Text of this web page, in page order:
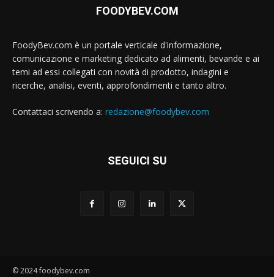
FOODYBEV.COM
FoodyBev.com è un portale verticale d'informazione,
comunicazione e marketing dedicato ad alimenti, bevande e ai
temi ad essi collegati con novità di prodotto, indagini e
ricerche, analisi, eventi, approfondimenti e tanto altro.
Contattaci scrivendo a: redazione@foodybev.com
SEGUICI SU
© 2024 foodybev.com